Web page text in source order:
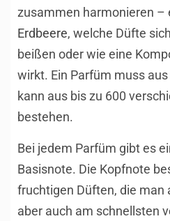
zusammen harmonieren –
Erdbeere, welche Düfte
beißen oder wie eine
wirkt. Ein Parfüm muss
kann aus bis zu 600
bestehen.
Bei jedem Parfüm gibt es
Basisnote. Die Kopfnote
fruchtigen Düften, die man
aber auch am schnellsten